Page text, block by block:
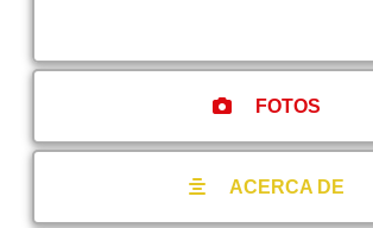
FOTOS
ACERCA DE